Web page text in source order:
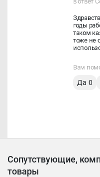
годы
таком
тоже не
Вам
Да 0
Сопутствующие,
товары